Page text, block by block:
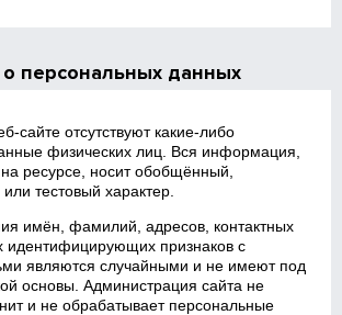
персональных данных
отсутствуют какие‑либо
физических лиц. Вся информация,
ресурсе, носит обобщённый,
тестовый характер.
имён, фамилий, адресов, контактных
идентифицирующих признаков с
являются случайными и не имеют под
основы. Администрация сайта не
и не обрабатывает персональные